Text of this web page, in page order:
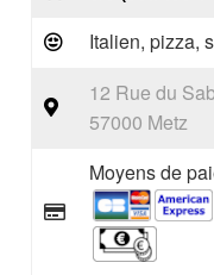
Italien, pizza,
12 Rue du
57000 Metz
Moyens de